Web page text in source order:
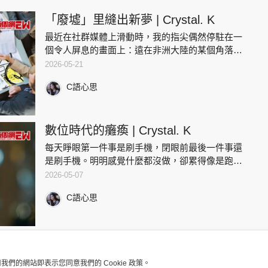
「廢墟」里縫出新夢 | Crystal. K
最近在社群媒體上滑動時，我的指尖偶然停駐在一
個令人屏息的畫面上：遠在非洲大陸的某個角落，
一個年輕人正站在成堆廢棄輪胎與舊衣前，將那些
是高級訂製服的廣告，而是
2026-05-21
C語心思
數位時代的癱瘓 | Crystal. K
每天睜眼第一件事是刷手機，閉眼前最後一件事還
是刷手機。明明感覺什麼都沒做，卻累得像是跑了
一場沒有終點的馬拉松。最近“熱搜焦慮”成了高頻
態。我們以為是在獲取信
2026-05-07
C語心思
們的網站即表示您同意我們的 Cookie 政策。